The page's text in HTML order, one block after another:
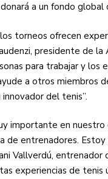
a un fondo global
torneos ofrecen
presidente de la
para trabajar y los
a otros miembros
del tenis”.
importante en
de entrenadores.
Vallverdú, entrenador
experiencias de tenis